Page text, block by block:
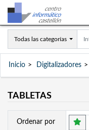
Todas las categorías
Inicio Digitalizadores
TABLETAS
Ordenar por